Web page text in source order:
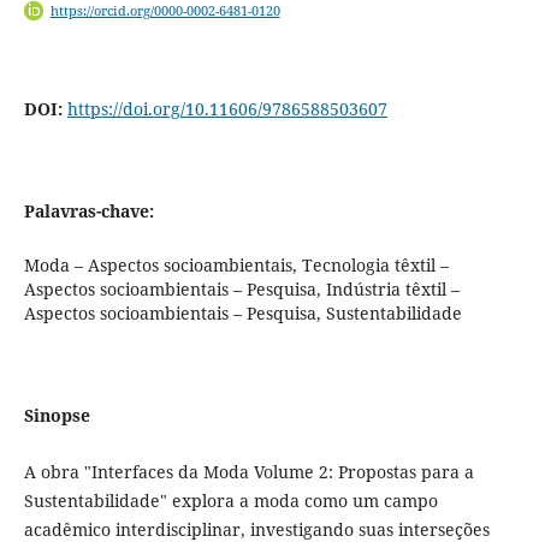
https://orcid.org/0000-0002-6481-0120
DOI: https://doi.org/10.11606/9786588503607
Palavras-chave:
Moda – Aspectos socioambientais, Tecnologia têxtil –
Aspectos socioambientais – Pesquisa, Indústria têxtil –
Aspectos socioambientais – Pesquisa, Sustentabilidade
Sinopse
A obra "Interfaces da Moda Volume 2: Propostas para a
Sustentabilidade" explora a moda como um campo
acadêmico interdisciplinar, investigando suas interseções